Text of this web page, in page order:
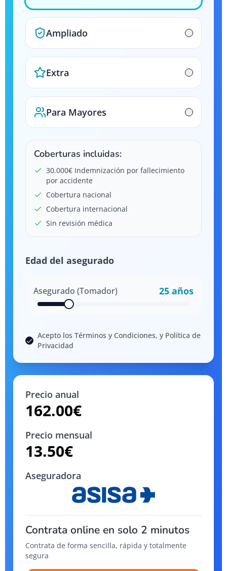
Ampliado
Extra
Para Mayores
Coberturas incluidas:
30.000€ Indemnización por fallecimiento
por accidente
Cobertura nacional
Cobertura internacional
Sin revisión médica
Edad del asegurado
Asegurado (Tomador) 25 años
Acepto los Términos y Condiciones, y Política de
Privacidad
Precio anual
162.00€
Precio mensual
13.50€
Aseguradora
Contrata online en solo 2 minutos
Contrata de forma sencilla, rápida y totalmente
segura